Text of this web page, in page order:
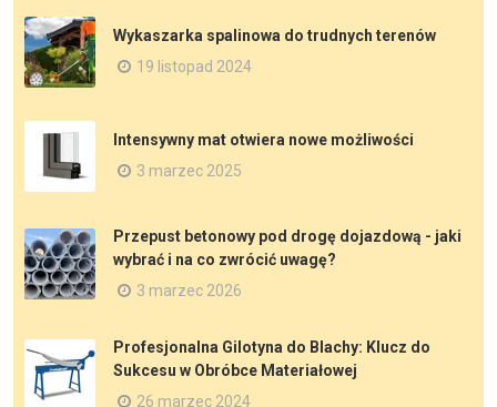
Wykaszarka spalinowa do trudnych terenów
19 listopad 2024
Intensywny mat otwiera nowe możliwości
3 marzec 2025
Przepust betonowy pod drogę dojazdową - jaki
wybrać i na co zwrócić uwagę?
3 marzec 2026
Profesjonalna Gilotyna do Blachy: Klucz do
Sukcesu w Obróbce Materiałowej
26 marzec 2024